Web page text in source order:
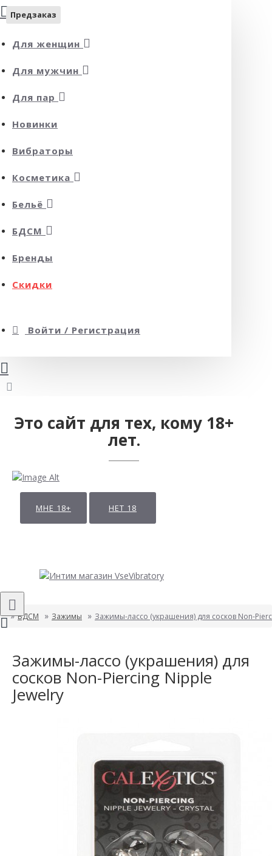
Для женщин
Для мужчин
Для пар
Новинки
Вибраторы
Косметика
Бельё
БДСМ
Бренды
Скидки
Войти / Регистрация
Это сайт для тех, кому 18+
лет.
МНЕ 18+ НЕТ 18
БДСМ Зажимы Зажимы-лассо (украшения) для сосков Non-
Зажимы-лассо (украшения) для
сосков Non-Piercing Nipple
Jewelry
Предзаказ